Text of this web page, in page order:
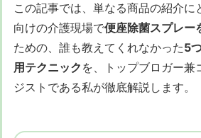
この記事では、単なる商品の紹介に
向けの介護現場で便座除菌スプレー
ための、誰も教えてくれなかった5
用テクニック を、トップブロガー兼
ジストである私が徹底解説します。